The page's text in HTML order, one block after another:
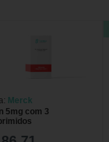
Merck
5mg com 3